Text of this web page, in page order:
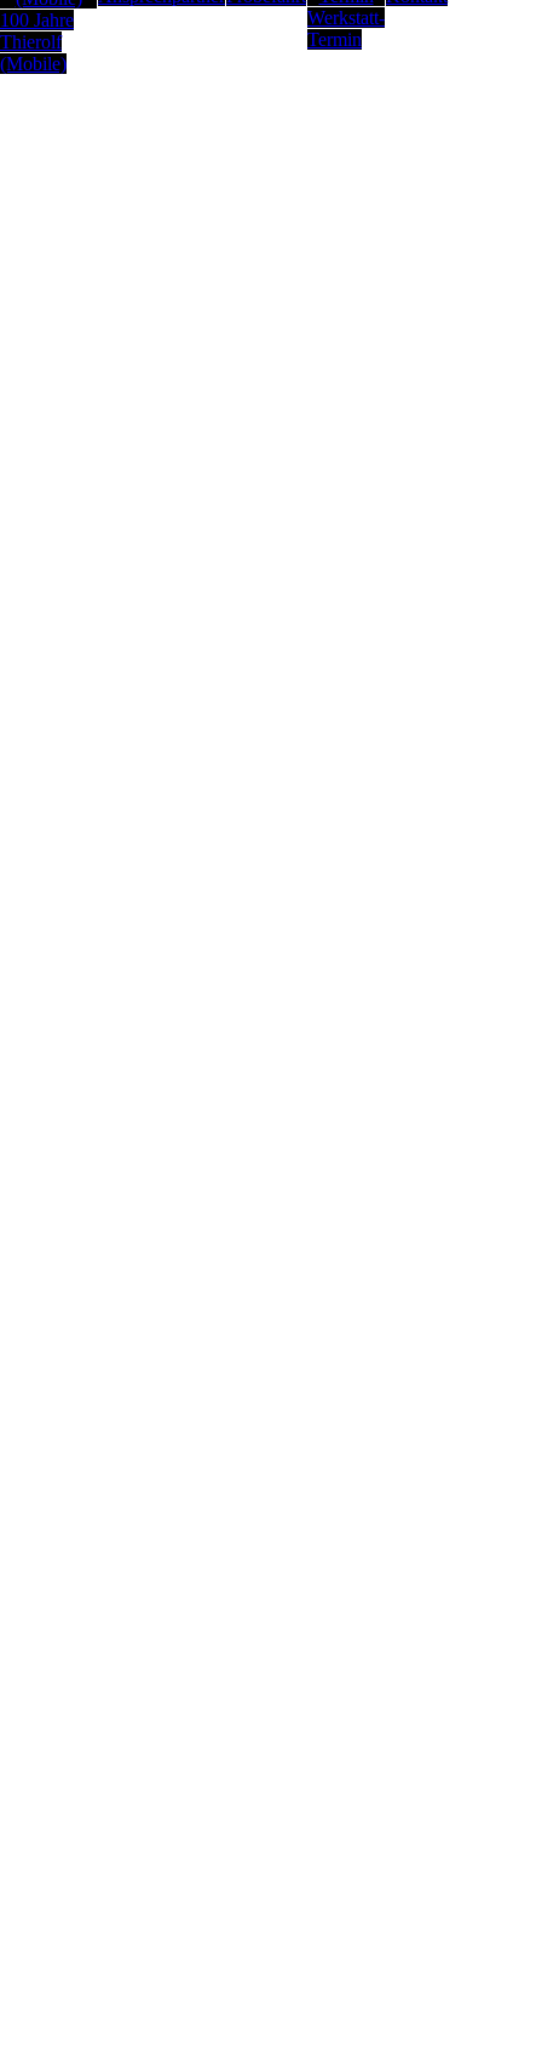
100 Jahre
Thierolf
(Mobile)
Werkstatt-
Termin